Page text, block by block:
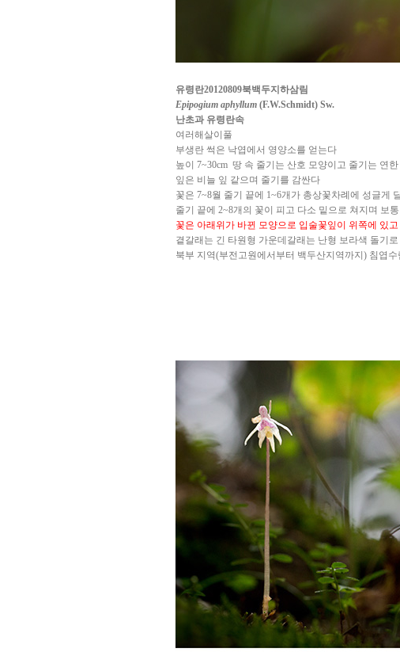
유령란20120809북백두지하삼림
Epipogium aphyllum (F.W.Schmidt) Sw.
난초과 유령란속
여러해살이풀
부생란 썩은 낙엽에서 영양소를 얻는다
높이 7~30cm 땅 속 줄기는 산호 모양이고 줄기는 연
잎은 비늘 잎 같으며 줄기를 감싼다
꽃은 7~8월 줄기 끝에 1~6개가 총상꽃차례에 성글게
줄기 끝에 2~8개의 꽃이 피고 다소 밑으로 쳐지며 보
꽃은 아래위가 바뀐 모양으로 입술꽃잎이 위쪽에 있고
곁갈래는 긴 타원형 가운데갈래는 난형 보라색 돌기
북부 지역(부전고원에서부터 백두산지역까지) 침엽